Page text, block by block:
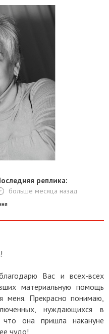
реплика:
больше месяца назад
Вас и всех-всех
материальную помощь
меня. Прекрасно понимаю,
нуждающихся в
она пришла накануне
чудо!